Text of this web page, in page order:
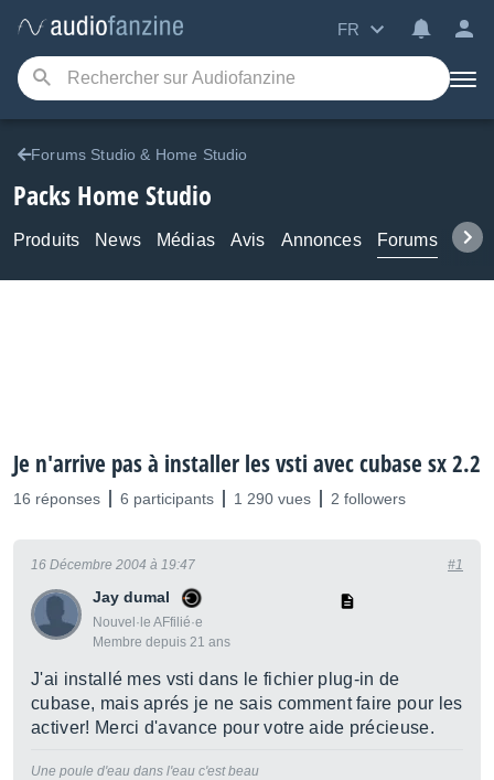
FR
Forums Studio & Home Studio
Packs Home Studio
Produits News Médias Avis Annonces Forums
Je n'arrive pas à installer les vsti avec cubase sx 2.2
16 réponses 6 participants 1 290 vues 2 followers
Jay dumal
Nouvel·le AFfilié·e
Membre depuis 21 ans
16 Décembre 2004 à 19:47 #1
J'ai installé mes vsti dans le fichier plug-in de
cubase, mais aprés je ne sais comment faire pour les
activer! Merci d'avance pour votre aide précieuse.
Une poule d'eau dans l'eau c'est beau